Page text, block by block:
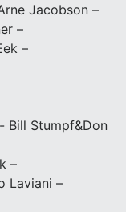
Jacobson –
–
–
Bill Stumpf&Don
–
Laviani –